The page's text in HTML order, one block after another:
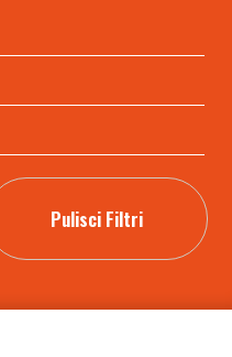
Pulisci Filtri